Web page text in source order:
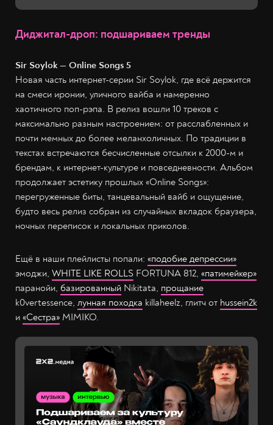
Диджитал-дроп: подшариваем тренды
Sir Soylok — Online Songs 5
Новая часть интернет-серии Sir Soylok, где всё держится
на смеси иронии, уличного вайба и намеренно
хаотичного поп-рэпа. В релиз вошли 10 треков с
максимально разным настроением: от расслабленных и
почти мемных до более меланхоличных. По традиции в
текстах встречаются бесчисленные отсылки к 2000-м и
брендам, к интернет-культуре и повседневности. Альбом
продолжает эстетику прошлых «Online Songs»:
перегруженные биты, танцевальный вайб и ощущение,
будто весь релиз собран из случайных вкладок браузера,
ночных переписок и локальных приколов.
Ещё в наши плейлисты попали: «подобие депрессии»
эмоджи, WHITE LIKE ROLLS FORTUNA 812, «патимейкер»
паранойи, базированный Nikitata, прощание
k0vertessence, лунная походка killaheelz, глитч от hussein2k
и «Сестра» MIMIKO.